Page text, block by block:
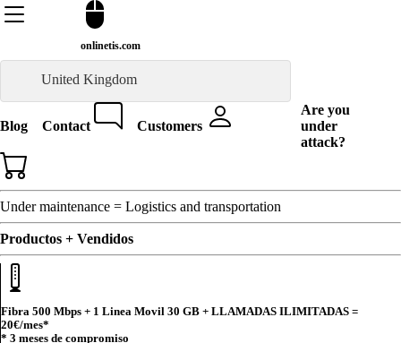
onlinetis.com
United Kingdom
Blog Contact Customers
Are you
under
attack?
Under maintenance = Logistics and transportation
Productos + Vendidos
Fibra 500 Mbps + 1 Linea Movil 30 GB + LLAMADAS ILIMITADAS =
20€/mes*
* 3 meses de compromiso